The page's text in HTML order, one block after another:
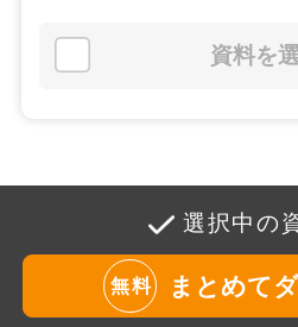
資料を
選択中の
無料 まとめて